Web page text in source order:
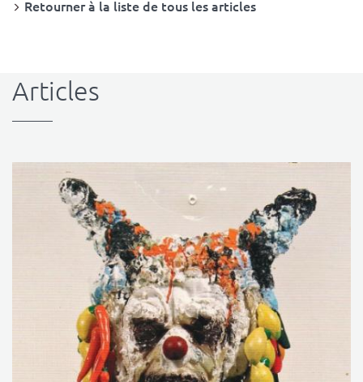
Retourner à la liste de tous les articles
Articles